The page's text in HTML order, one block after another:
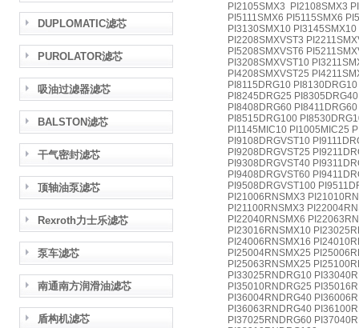
DUPLOMATIC滤芯
PUROLATOR滤芯
吸油过滤器滤芯
BALSTON滤芯
干气密封滤芯
顶轴油泵滤芯
Rexroth力士乐滤芯
泵车滤芯
南通南方润滑油滤芯
盾构机滤芯
PI2105SMX3 PI2108SMX3
PI5111SMX6 PI5115SMX6
PI3130SMX10
PI2208SMXVST3
PI5208SMXVST6
PI3208SMXVST10
PI4208SMXVST25
PI8115DRG10
PI8245DRG25
PI8408DRG60
PI8515DRG100
PI1145MIC10 PI1005MIC25
PI9108DRGVST10
PI9208DRGVST25
PI9308DRGVST40
PI9408DRGVST60
PI9508DRGVST100
PI21006RNSMX3
PI21100RNSMX3
PI22040RNSMX6
PI23016RNSMX10
PI24006RNSMX16
PI25004RNSMX25
PI25063RNSMX25
PI33025RNDRG10
PI35010RNDRG25
PI36004RNDRG40
PI36063RNDRG40
PI37025RNDRG60